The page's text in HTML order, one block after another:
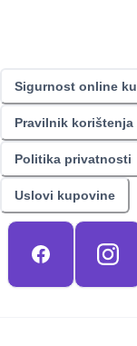
Sigurnost online
Pravilnik korištenja
Politika privatnosti
Uslovi kupovine